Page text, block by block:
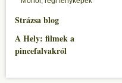
Strázsa blog
A Hely: filmek a
pincefalvakról